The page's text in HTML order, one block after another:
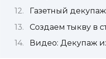
Газетный декупаж
Создаем тыкву в
Видео: Декупаж